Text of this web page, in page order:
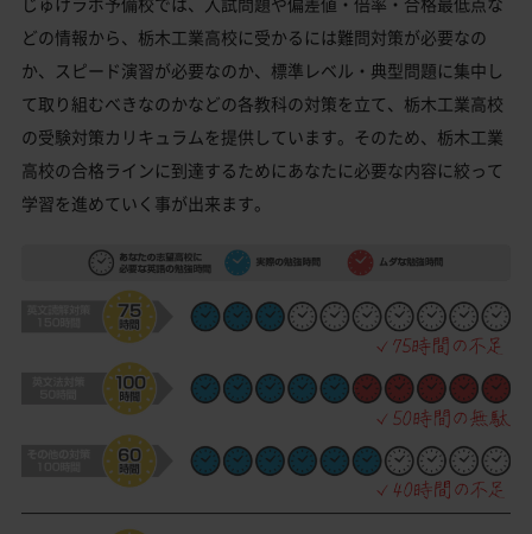
どの情報から、栃木工業高校に受かるには難問対策が必要なの
か、スピード演習が必要なのか、標準レベル・典型問題に集中し
て取り組むべきなのかなどの各教科の対策を立て、栃木工業高校
の受験対策カリキュラムを提供しています。そのため、栃木工業
高校の合格ラインに到達するためにあなたに必要な内容に絞って
学習を進めていく事が出来ます。